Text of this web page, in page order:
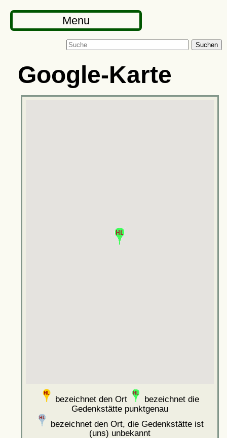
Menu
Suchen
Google-Karte
bezeichnet den Ort
bezeichnet die
Gedenkstätte punktgenau
bezeichnet den Ort, die Gedenkstätte ist
(uns) unbekannt